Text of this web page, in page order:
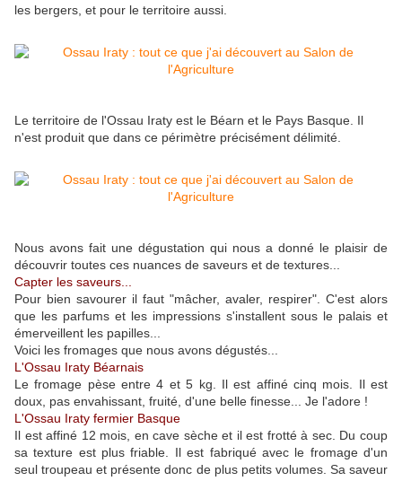
les bergers, et pour le territoire aussi.
Le territoire de l'Ossau Iraty est le Béarn et le Pays Basque. Il
n'est produit que dans ce périmètre précisément délimité.
Nous avons fait une dégustation qui nous a donné le plaisir de
découvrir toutes ces nuances de saveurs et de textures...
Capter les saveurs...
Pour bien savourer il faut "mâcher, avaler, respirer". C'est alors
que les parfums et les impressions s'installent sous le palais et
émerveillent les papilles...
Voici les fromages que nous avons dégustés...
L'Ossau Iraty Béarnais
Le fromage pèse entre 4 et 5 kg. Il est affiné cinq mois. Il est
doux, pas envahissant, fruité, d'une belle finesse... Je l'adore !
L'Ossau Iraty fermier Basque
Il est affiné 12 mois, en cave sèche et il est frotté à sec. Du coup
sa texture est plus friable. Il est fabriqué avec le fromage d'un
seul troupeau et présente donc de plus petits volumes. Sa saveur